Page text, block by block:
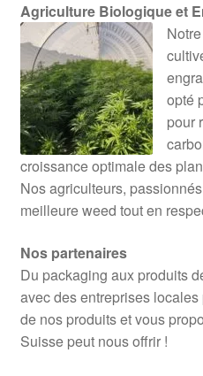
Agriculture Biologique et
opté
pour
croissance optimale des
Nos agriculteurs,
meilleure weed tout en
Nos partenaires
Du packaging aux produits
avec des entreprises
de nos produits et vous
Suisse peut nous offrir !